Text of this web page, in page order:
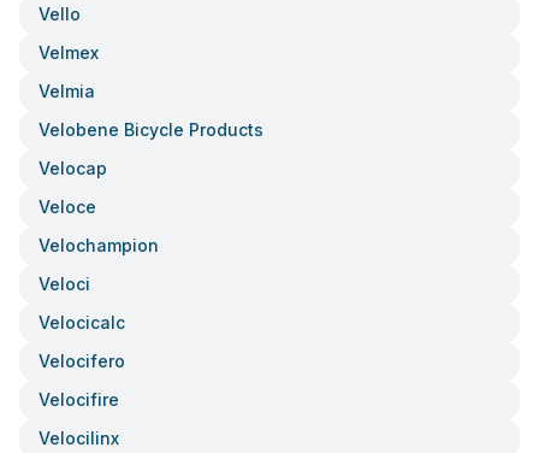
Vello
Velmex
Velmia
Velobene Bicycle Products
Velocap
Veloce
Velochampion
Veloci
Velocicalc
Velocifero
Velocifire
Velocilinx